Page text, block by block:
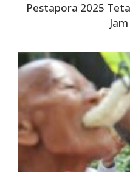
Pestapora 2025